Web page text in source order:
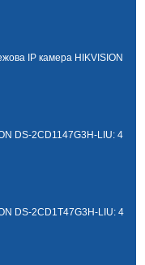
IP камера HIKVISION
DS-2CD1147G3H-LIU: 4
DS-2CD1T47G3H-LIU: 4